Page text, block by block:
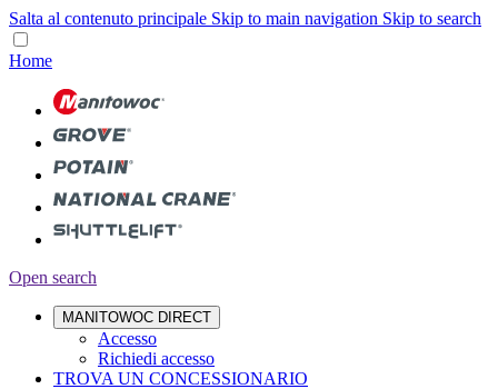
Salta al contenuto principale Skip to main navigation Skip to search
Home
Open search
MANITOWOC DIRECT
Accesso
Richiedi accesso
TROVA UN CONCESSIONARIO